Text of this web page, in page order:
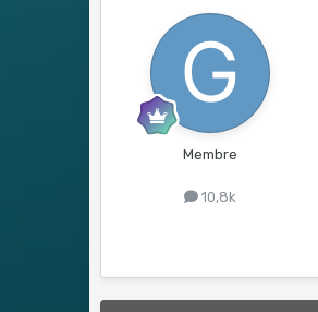
Membre
10,8k